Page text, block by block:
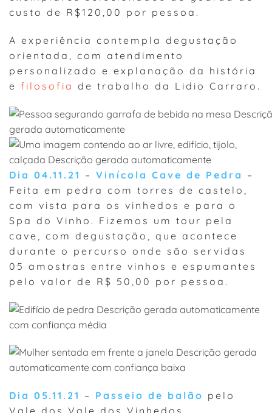
custo de R$120,00 por pessoa.
A experiência contempla degustação
orientada, com atendimento
personalizado e explanação da história
e filosofia de trabalho da Lidio Carraro.
Dia 04.11.21 – Vinícola Cave de Pedra –
Feita em pedra com torres de castelo,
com vista para os vinhedos e para o
Spa do Vinho. Fizemos um tour pela
cave, com degustação, que acontece
durante o percurso onde são servidas
05 amostras entre vinhos e espumantes
pelo valor de R$ 50,00 por pessoa.
Dia 05.11.21 – Passeio de balão pelo